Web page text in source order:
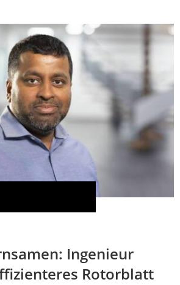
Ingenieur
Rotorblatt